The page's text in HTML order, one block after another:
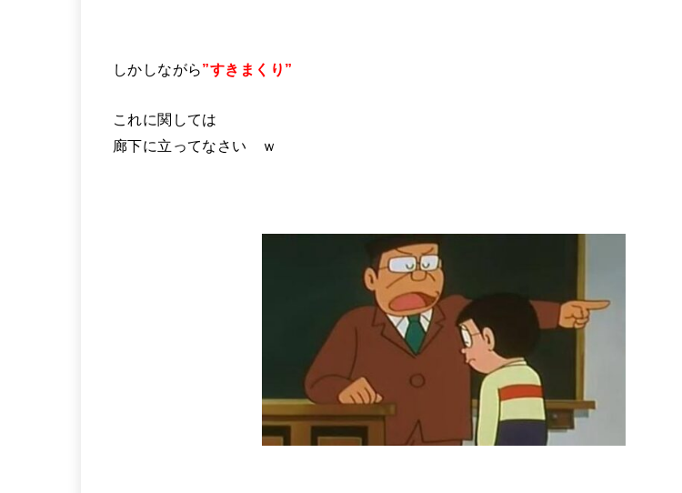
しかしながら”すきまくり”
これに関しては
廊下に立ってなさい ｗ